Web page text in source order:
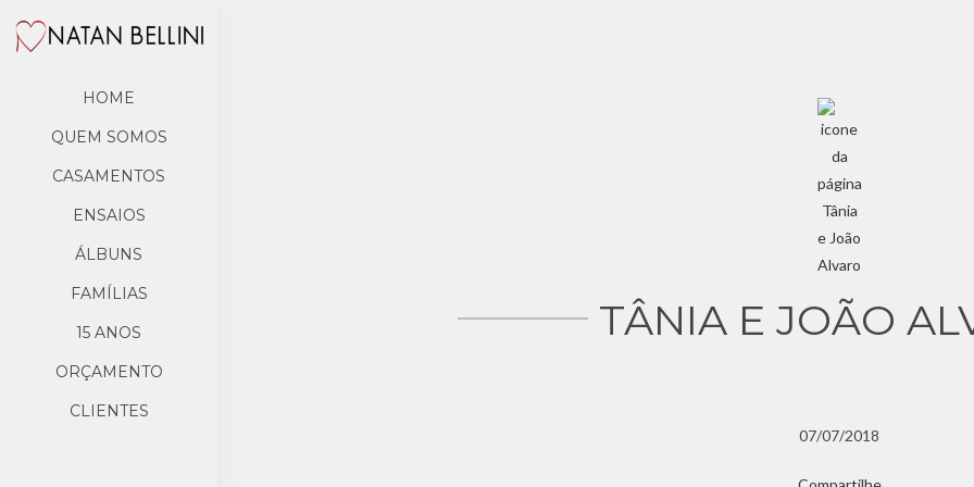
HOME
QUEM SOMOS
CASAMENTOS
ENSAIOS
ÁLBUNS
FAMÍLIAS
15 ANOS
ORÇAMENTO
CLIENTES
TÂNIA E JOÃO
07/07/2018